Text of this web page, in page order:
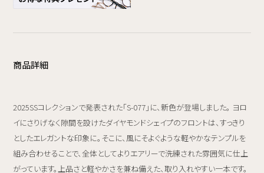
商品詳細
2025SSコレクションで発表された「S-077」に、新色が登場しました。 ヨロ
イにさりげなく隙間を設けたダイヤモンドシェイプのフロントは、すっきり
としたエレガントな印象に。そこに、風にそよぐような軽やかなテンプルを
組み合わせることで、全体としてよりエアリーで洗練された雰囲気に仕上
がっています。上品さと軽やかさを兼ね備えた、取り入れやすい一本です。